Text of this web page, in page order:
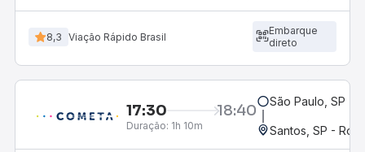
8,3 Viação Rápido Brasil
Embarque
direto
17:30 18:40
Duração: 1h 10m
São Paulo, SP -
Santos, SP -